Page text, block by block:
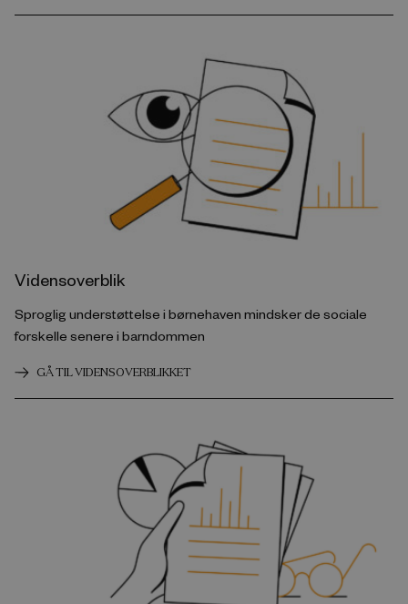
Vidensoverblik
Sproglig understøttelse i børnehaven mindsker de sociale
forskelle senere i barndommen
GÅ TIL VIDENSOVERBLIKKET